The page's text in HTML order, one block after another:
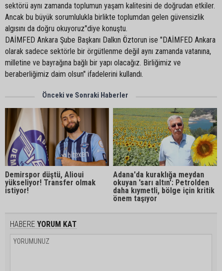
sektörü aynı zamanda toplumun yaşam kalitesini de doğrudan etkiler.
Ancak bu büyük sorumlulukla birlikte toplumdan gelen güvensizlik
algısını da doğru okuyoruz"diye konuştu.
DAİMFED Ankara Şube Başkanı Dalkın Öztorun ise "DAİMFED Ankara
olarak sadece sektörle bir örgütlenme değil aynı zamanda vatanına,
milletine ve bayrağına bağlı bir yapı olacağız. Birliğimiz ve
beraberliğimiz daim olsun" ifadelerini kullandı.
Önceki ve Sonraki Haberler
Demirspor düştü, Alioui
yükseliyor! Transfer olmak
istiyor!
Adana'da kuraklığa meydan
okuyan 'sarı altın': Petrolden
daha kıymetli, bölge için kritik
önem taşıyor
HABERE YORUM KAT